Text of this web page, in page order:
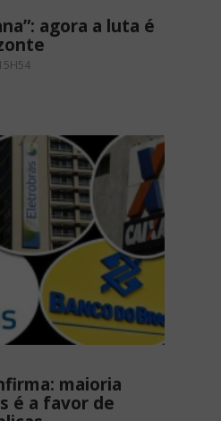
agora a luta é
maioria
é a favor de